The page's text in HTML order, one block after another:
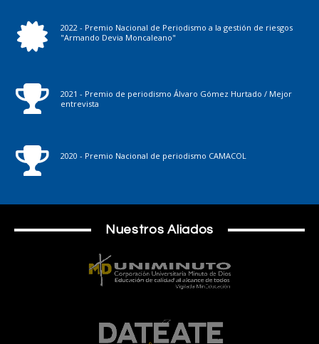
2022 - Premio Nacional de Periodismo a la gestión de riesgos
"Armando Devia Moncaleano"
2021 - Premio de periodismo Álvaro Gómez Hurtado / Mejor
entrevista
2020 - Premio Nacional de periodismo CAMACOL
Nuestros Aliados